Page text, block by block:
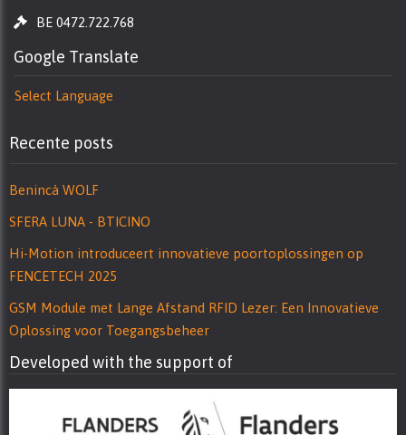
BE 0472.722.768
Google Translate
Select Language
Recente posts
Benincà WOLF
SFERA LUNA - BTICINO
Hi-Motion introduceert innovatieve poortoplossingen op
FENCETECH 2025
GSM Module met Lange Afstand RFID Lezer: Een Innovatieve
Oplossing voor Toegangsbeheer
Developed with the support of